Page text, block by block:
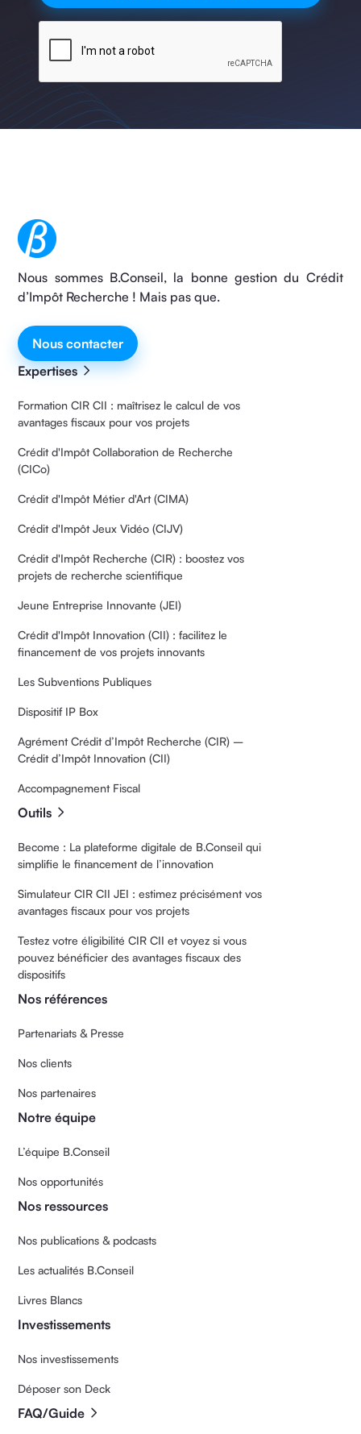
Nous sommes B.Conseil, la bonne gestion du Crédit
d’Impôt Recherche ! Mais pas que.
Nous contacter
Expertises
Formation CIR CII : maîtrisez le calcul de vos
avantages fiscaux pour vos projets
Crédit d'Impôt Collaboration de Recherche
(CICo)
Crédit d'Impôt Métier d'Art (CIMA)
Crédit d'Impôt Jeux Vidéo (CIJV)
Crédit d'Impôt Recherche (CIR) : boostez vos
projets de recherche scientifique
Jeune Entreprise Innovante (JEI)
Crédit d'Impôt Innovation (CII) : facilitez le
financement de vos projets innovants
Les Subventions Publiques
Dispositif IP Box
Agrément Crédit d’Impôt Recherche (CIR) –
Crédit d’Impôt Innovation (CII)
Accompagnement Fiscal
Outils
Become : La plateforme digitale de B.Conseil qui
simplifie le financement de l’innovation
Simulateur CIR CII JEI : estimez précisément vos
avantages fiscaux pour vos projets
Testez votre éligibilité CIR CII et voyez si vous
pouvez bénéficier des avantages fiscaux des
dispositifs
Nos références
Partenariats & Presse
Nos clients
Nos partenaires
Notre équipe
L’équipe B.Conseil
Nos opportunités
Nos ressources
Nos publications & podcasts
Les actualités B.Conseil
Livres Blancs
Investissements
Nos investissements
Déposer son Deck
FAQ/Guide